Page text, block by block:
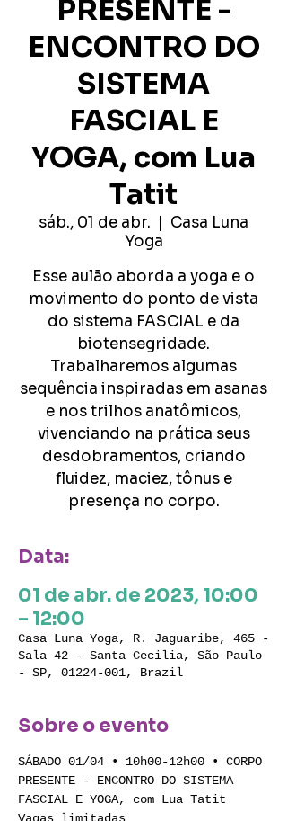
PRESENTE -
ENCONTRO DO
SISTEMA
FASCIAL E
YOGA, com Lua
Tatit
sáb., 01 de abr.
Casa Luna
Yoga
Esse aulão aborda a yoga e o
movimento do ponto de vista
do sistema FASCIAL e da
biotensegridade.
Trabalharemos algumas
sequência inspiradas em asanas
e nos trilhos anatômicos,
vivenciando na prática seus
desdobramentos, criando
fluidez, maciez, tônus e
presença no corpo.
Data:
01 de abr. de 2023, 10:00
– 12:00
Casa Luna Yoga, R. Jaguaribe, 465 -
Sala 42 - Santa Cecilia, São Paulo
- SP, 01224-001, Brazil
Sobre o evento
SÁBADO 01/04 • 10h00-12h00 • CORPO
PRESENTE - ENCONTRO DO SISTEMA
FASCIAL E YOGA, com Lua Tatit